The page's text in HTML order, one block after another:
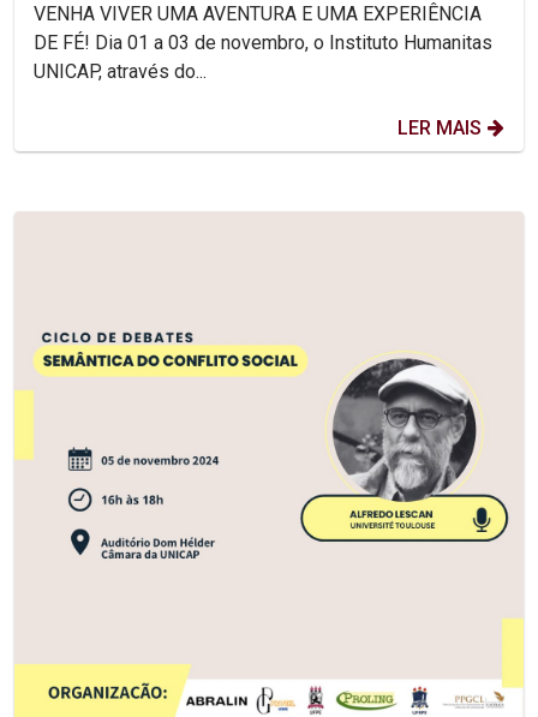
VENHA VIVER UMA AVENTURA E UMA EXPERIÊNCIA
DE FÉ! Dia 01 a 03 de novembro, o Instituto Humanitas
UNICAP, através do...
LER MAIS